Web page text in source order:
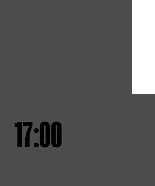
17:00